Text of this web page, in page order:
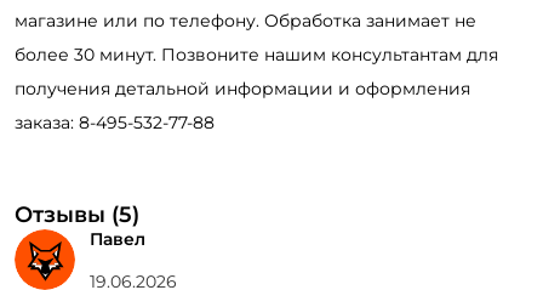
магазине или по телефону. Обработка занимает не
более 30 минут. Позвоните нашим консультантам для
получения детальной информации и оформления
заказа: 8-495-532-77-88
Отзывы (5)
Павел
19.06.2026